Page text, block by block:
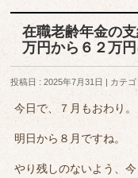
在職老齢年金の
万円から６２万円
投稿日 : 2025年7月31日 カテゴ
今日で、７月もおわり。
明日から８月ですね。
やり残しのないよう、